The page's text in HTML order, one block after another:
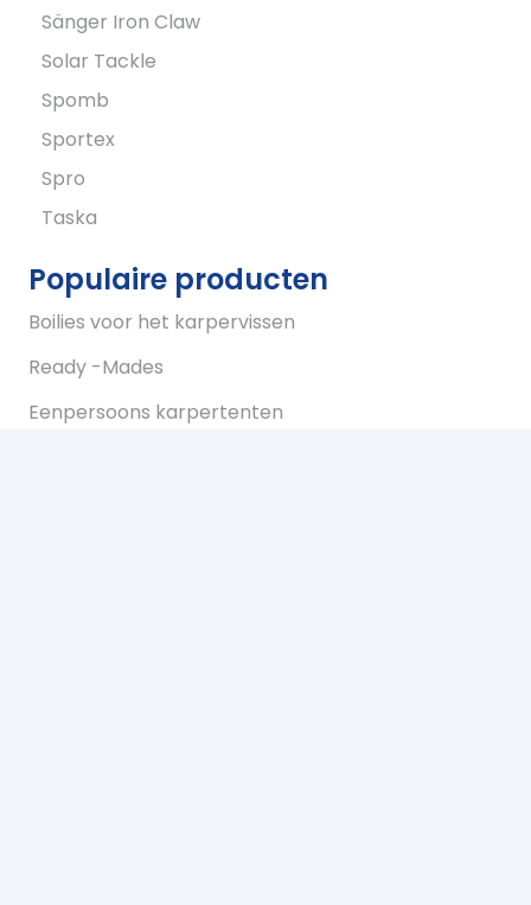
Sänger Iron Claw
Solar Tackle
Spomb
Sportex
Spro
Taska
Populaire producten
Boilies voor het karpervissen
Ready -Mades
Eenpersoons karpertenten